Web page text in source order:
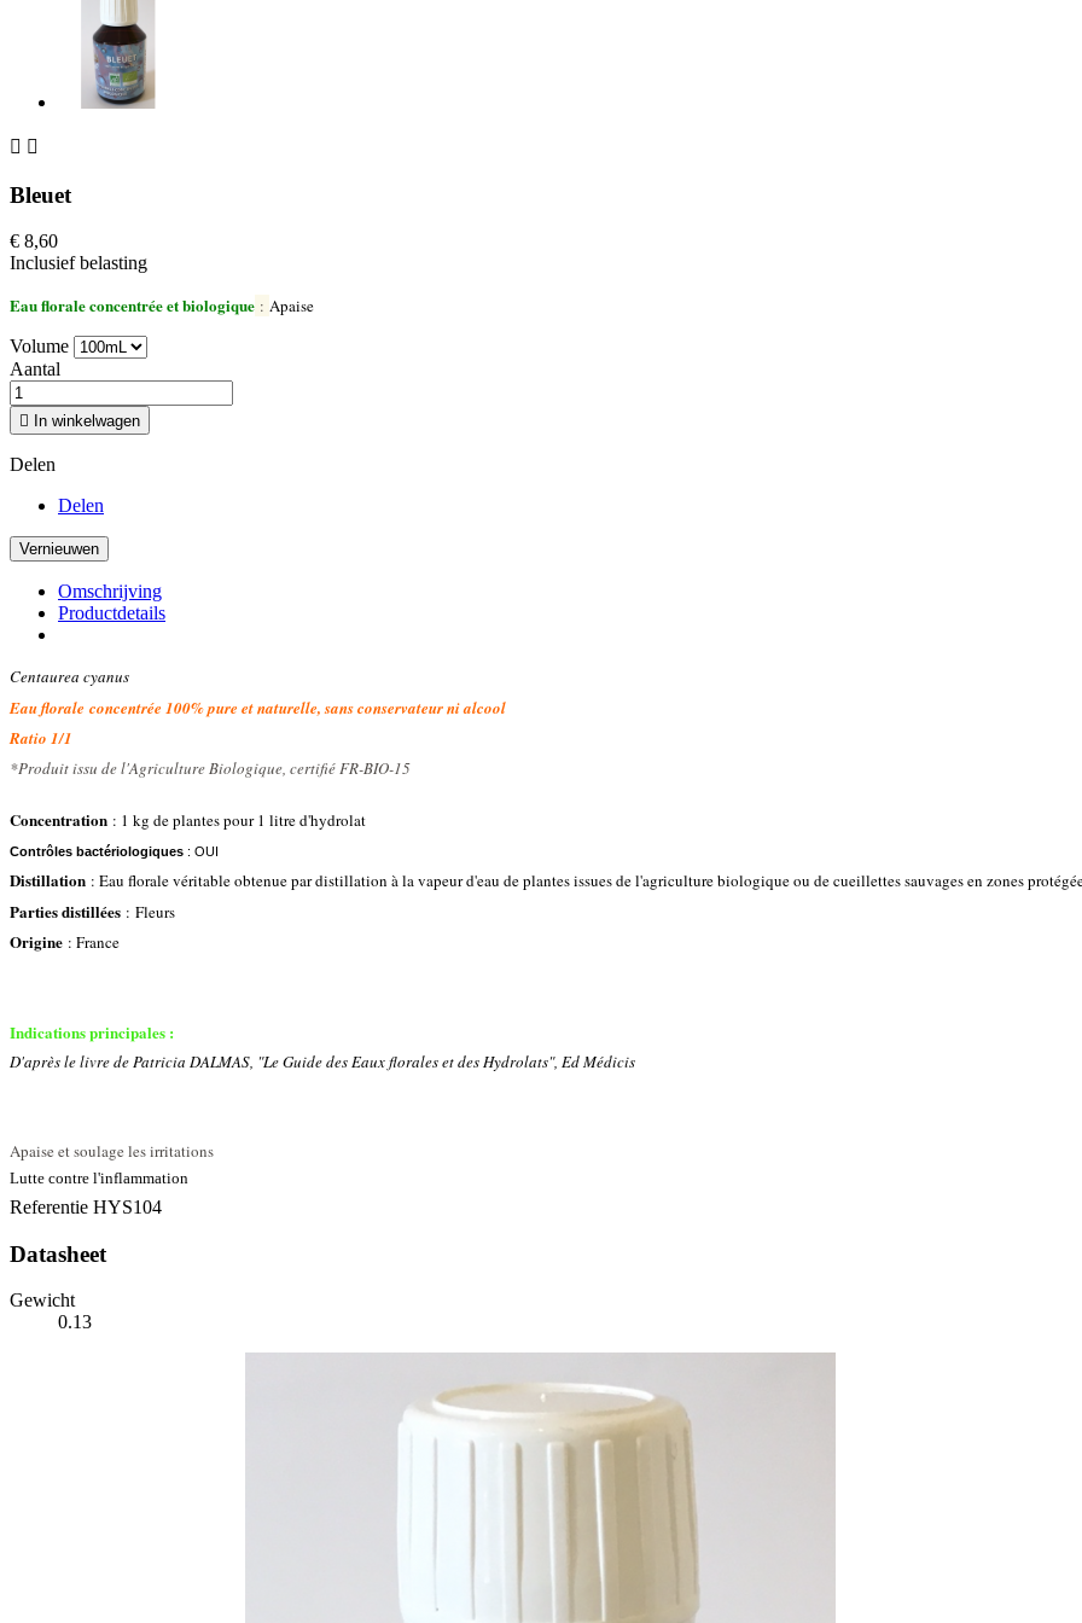
 
Bleuet
€ 8,60
Inclusief belasting
Eau florale concentrée et biologique : Apaise
Volume
Aantal
 In winkelwagen
Delen
Delen
Omschrijving
Productdetails
Centaurea cyanus
Eau florale concentrée 100% pure et naturelle, sans conservateur ni alcool
Ratio 1/1
*Produit issu de l'Agriculture Biologique, certifié FR-BIO-15
Concentration : 1 kg de plantes pour 1 litre d'hydrolat
Contrôles bactériologiques : OUI
Distillation : Eau florale véritable obtenue par distillation à la vapeur d'eau de plantes issues de l'agriculture biologique ou de cueillettes sauvages en zones
Parties distillées : Fleurs
Origine : France
Indications principales :
D'après le livre de Patricia DALMAS, "Le Guide des Eaux florales et des Hydrolats", Ed Médicis
Apaise et soulage les irritations
Lutte contre l'inflammation
Referentie HYS104
Datasheet
Gewicht
0.13